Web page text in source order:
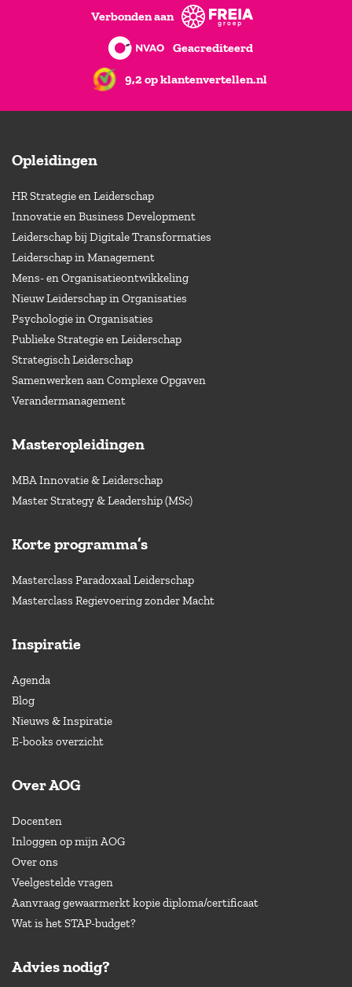
Verbonden aan
Geacrediteerd
9,2 op klantenvertellen.nl
Opleidingen
HR Strategie en Leiderschap
Innovatie en Business Development
Leiderschap bij Digitale Transformaties
Leiderschap in Management
Mens- en Organisatieontwikkeling
Nieuw Leiderschap in Organisaties
Psychologie in Organisaties
Publieke Strategie en Leiderschap
Strategisch Leiderschap
Samenwerken aan Complexe Opgaven
Verandermanagement
Masteropleidingen
MBA Innovatie & Leiderschap
Master Strategy & Leadership (MSc)
Korte programma’s
Masterclass Paradoxaal Leiderschap
Masterclass Regievoering zonder Macht
Inspiratie
Agenda
Blog
Nieuws & Inspiratie
E-books overzicht
Over AOG
Docenten
Inloggen op mijn AOG
Over ons
Veelgestelde vragen
Aanvraag gewaarmerkt kopie diploma/certificaat
Wat is het STAP-budget?
Advies nodig?